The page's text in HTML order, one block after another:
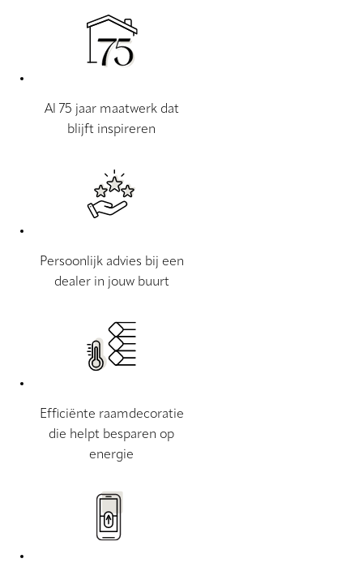
Al 75 jaar maatwerk dat
blijft inspireren
Persoonlijk advies bij een
dealer in jouw buurt
Efficiënte raamdecoratie
die helpt besparen op
energie